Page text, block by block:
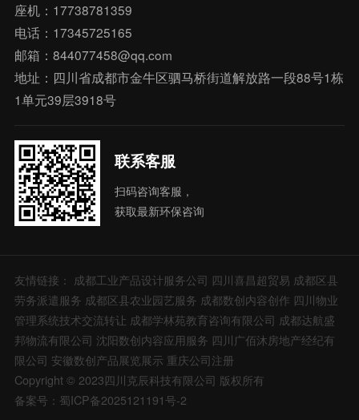
座机：17738781359
电话：17345725165
邮箱：844077458@qq.com
地址：四川省成都市金牛区驷马桥街道解放路一段88号1栋
1单元39层3918号
联系客服
扫码咨询客服，
获取最新环保咨询
友情链接： 成都工业产品设计服务公司 四川喜昌超贸易 成都区县
劳务派遣服务 成都区县农业园艺服务 成都数创内容创作 四川物业
管理系统技术交流转让 成都学林苑教育咨询有限公司 成都达航盛
邦物流有限公司 沈阳数创内容应用服务 四川广佰沐房地产经纪有
限公司 安徽数创产品展览展示 重庆公司注册
Copyright © 2023四川克辰科技有限公司 版权所有
备案号：蜀ICP备2025121191号-2